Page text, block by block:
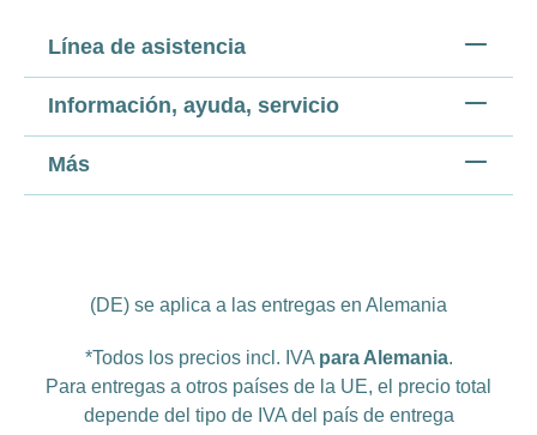
Línea de asistencia
Información, ayuda, servicio
Más
(DE) se aplica a las entregas en Alemania
*Todos los precios incl. IVA para Alemania.
Para entregas a otros países de la UE, el precio total
depende del tipo de IVA del país de entrega